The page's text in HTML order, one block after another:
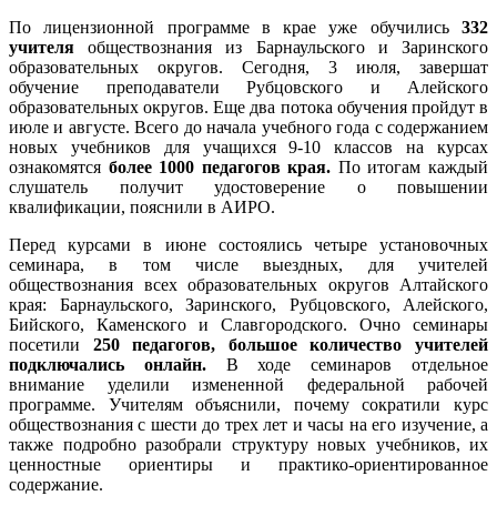
По лицензионной программе в крае уже обучились332
учителя обществознания из Барнаульского и Заринского
образовательных округов. Сегодня, 3 июля, завершат
обучение преподаватели Рубцовского и Алейского
образовательных округов. Еще два потока обучения пройдут в
июле и августе. Всего до начала учебного года с содержанием
новых учебников для учащихся 9-10 классов на курсах
ознакомятся более 1000 педагогов края. По итогам каждый
слушатель получит удостоверение о повышении
квалификации, пояснили в АИРО.
Перед курсами в июне состоялись четыре установочных
семинара, в том числе выездных, для учителей
обществознания всех образовательных округов Алтайского
края: Барнаульского, Заринского, Рубцовского, Алейского,
Бийского, Каменского и Славгородского. Очно семинары
посетили 250 педагогов, большое количество учителей
подключались онлайн. В ходе семинаров отдельное
внимание уделили измененной федеральной рабочей
программе. Учителям объяснили, почему сократили курс
обществознания с шести до трех лет и часы на его изучение, а
также подробно разобрали структуру новых учебников, их
ценностные ориентиры и практико-ориентированное
содержание.